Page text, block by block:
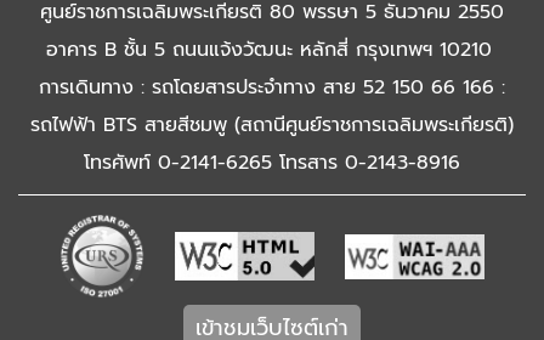
ศูนย์ราชการเฉลิมพระเกียรติ 80 พรรษา 5 ธันวาคม 2550
อาคาร B ชั้น 5 ถนนแจ้งวัฒนะ หลักสี่ กรุงเทพฯ 10210
การเดินทาง : รถโดยสารประจำทาง สาย 52 150 66 166 :
รถไฟฟ้า BTS สายสีชมพู (สถานีศูนย์ราชการเฉลิมพระเกียรติ)
โทรศัพท์ 0-2141-6265 โทรสาร 0-2143-8916
เข้าชมเว็บไซต์เก่า